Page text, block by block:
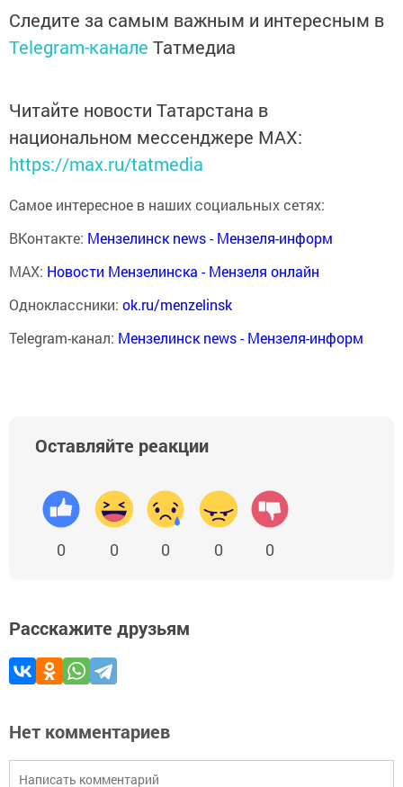
Следите за самым важным и интересным в
Telegram-канале Татмедиа
Читайте новости Татарстана в
национальном мессенджере MАХ:
https://max.ru/tatmedia
Самое интересное в наших социальных сетях:
ВКонтакте: Мензелинск news - Мензеля-информ
MAX: Новости Мензелинска - Мензеля онлайн
Одноклассники: ok.ru/menzelinsk
Telegram-канал: Мензелинск news - Мензеля-информ
Оставляйте реакции
0 0 0 0 0
Расскажите друзьям
Нет комментариев